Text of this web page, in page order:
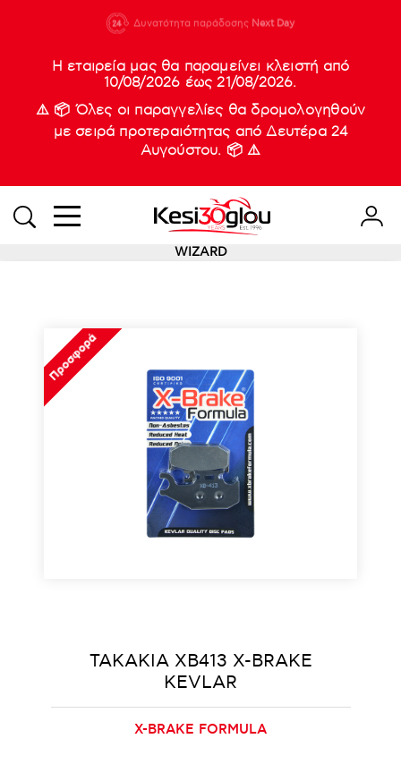
210 88 21
933
Δυνατότητα παράδοσης Next Day
Νέες
Η εταιρεία μας θα παραμείνει κλειστή από
10/08/2026 έως 21/08/2026.
⚠️ 📦 Όλες οι παραγγελίες θα δρομολογηθούν
με σειρά προτεραιότητας από Δευτέρα 24
Αυγούστου. 📦 ⚠️
WIZARD
Προσφορά
ΤΑΚΑΚΙΑ XB413 X-BRAKE
KEVLAR
X-BRAKE FORMULA